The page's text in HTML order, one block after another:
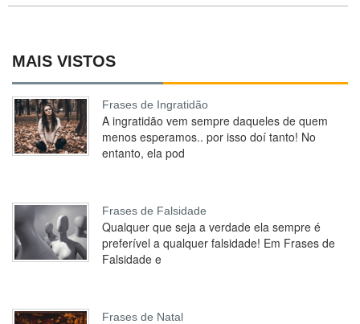
MAIS VISTOS
Frases de Ingratidão
A ingratidão vem sempre daqueles de quem
menos esperamos.. por isso doí tanto! No
entanto, ela pod
Frases de Falsidade
Qualquer que seja a verdade ela sempre é
preferível a qualquer falsidade! Em Frases de
Falsidade e
Frases de Natal